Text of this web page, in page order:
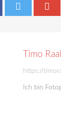
Timo
https://
Ich bin